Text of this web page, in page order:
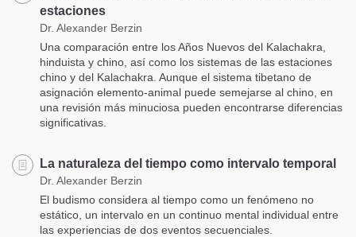
estaciones
Dr. Alexander Berzin
Una comparación entre los Años Nuevos del Kalachakra,
hinduista y chino, así como los sistemas de las estaciones
chino y del Kalachakra. Aunque el sistema tibetano de
asignación elemento-animal puede semejarse al chino, en
una revisión más minuciosa pueden encontrarse diferencias
significativas.
La naturaleza del tiempo como intervalo temporal
Dr. Alexander Berzin
El budismo considera al tiempo como un fenómeno no
estático, un intervalo en un continuo mental individual entre
las experiencias de dos eventos secuenciales.